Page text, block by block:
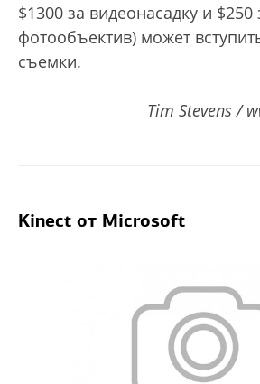
$1300 за видеонасадку и $250
фотообъектив) может
съемки.
Tim Stevens /
Kinect от Microsoft